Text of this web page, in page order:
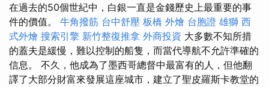
在過去的50個世紀中，白銀一直是金錢歷史上最重要的事
件的價值。 牛角撥筋 台中舒壓 板橋 外燴 台胞證 雄獅 西
式外燴 搜索引擎 新竹整復推拿 外商投資 大多數不知所措
的蓋夫是緩慢，難以控制的船隻，而當代導航不允許準確的
信息。 不久，他成為了墨西哥總督中最富有的人，但他翻
譯了大部分財富來發展這座城市，建立了聖皮羅斯卡教堂的